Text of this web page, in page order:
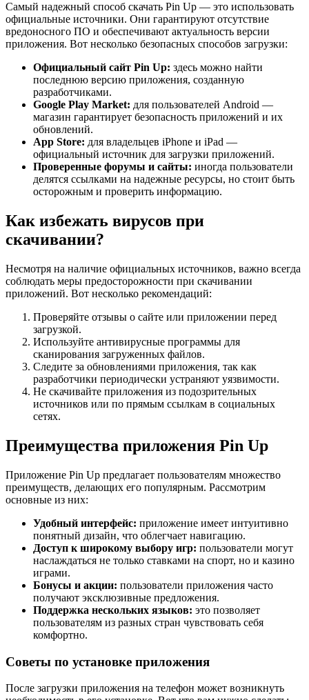
Самый надежный способ скачать Pin Up — это использовать
официальные источники. Они гарантируют отсутствие
вредоносного ПО и обеспечивают актуальность версии
приложения. Вот несколько безопасных способов загрузки:
Официальный сайт Pin Up: здесь можно найти
последнюю версию приложения, созданную
разработчиками.
Google Play Market: для пользователей Android —
магазин гарантирует безопасность приложений и их
обновлений.
App Store: для владельцев iPhone и iPad —
официальный источник для загрузки приложений.
Проверенные форумы и сайты: иногда пользователи
делятся ссылками на надежные ресурсы, но стоит быть
осторожным и проверить информацию.
Как избежать вирусов при
скачивании?
Несмотря на наличие официальных источников, важно всегда
соблюдать меры предосторожности при скачивании
приложений. Вот несколько рекомендаций:
Проверяйте отзывы о сайте или приложении перед
загрузкой.
Используйте антивирусные программы для
сканирования загруженных файлов.
Следите за обновлениями приложения, так как
разработчики периодически устраняют уязвимости.
Не скачивайте приложения из подозрительных
источников или по прямым ссылкам в социальных
сетях.
Преимущества приложения Pin Up
Приложение Pin Up предлагает пользователям множество
преимуществ, делающих его популярным. Рассмотрим
основные из них:
Удобный интерфейс: приложение имеет интуитивно
понятный дизайн, что облегчает навигацию.
Доступ к широкому выбору игр: пользователи могут
наслаждаться не только ставками на спорт, но и казино
играми.
Бонусы и акции: пользователи приложения часто
получают эксклюзивные предложения.
Поддержка нескольких языков: это позволяет
пользователям из разных стран чувствовать себя
комфортно.
Советы по установке приложения
После загрузки приложения на телефон может возникнуть